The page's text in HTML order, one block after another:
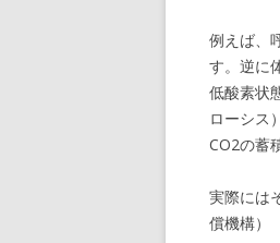
例えば、
す。逆に
低酸素状
ローシス
CO2の蓄
実際には
償機構）